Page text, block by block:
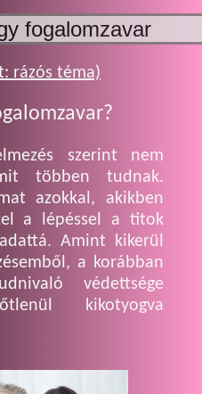
rázós téma)
szerint nem
többen tudnak.
azokkal, akikben
a lépéssel a titok
Amint kikerül
a korábban
védettsége
kikotyogva